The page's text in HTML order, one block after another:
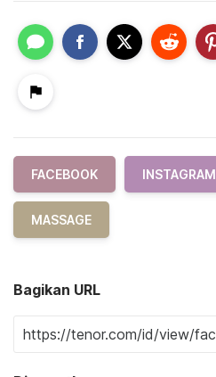
FACEBOOK INSTAGRAM
MASSAGE
Bagikan URL